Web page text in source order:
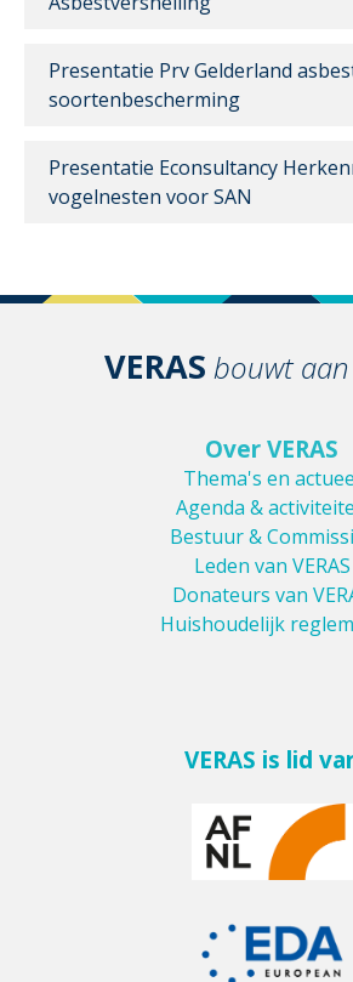
Presentatie Prv Gelderland
soortenbescherming
Presentatie Econsultancy
vogelnesten voor SAN
VERAS bouwt
Over VERAS
Thema's en
Agenda &
Bestuur &
Leden van VERAS
Donateurs van
Huishoudelijk
VERAS is lid